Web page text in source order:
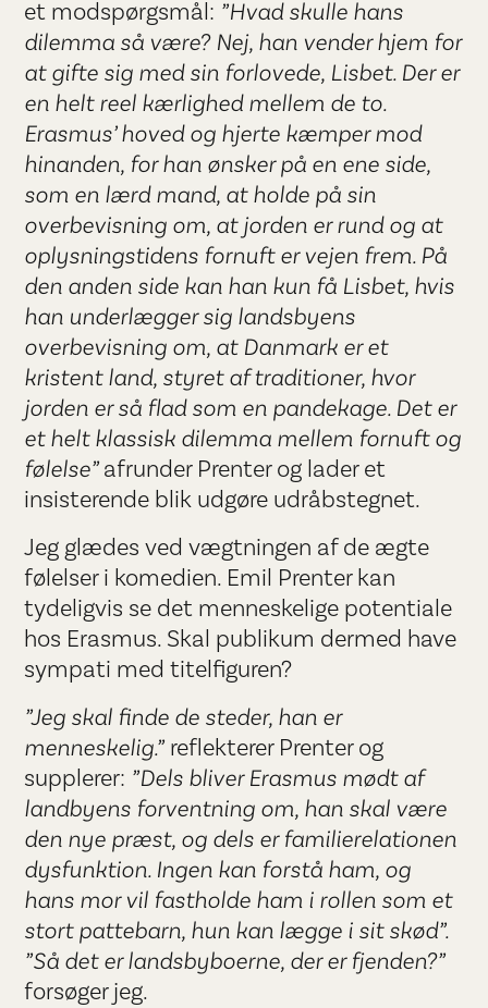
et modspørgsmål: ”Hvad skulle hans
dilemma så være? Nej, han vender hjem for
at gifte sig med sin forlovede, Lisbet. Der er
en helt reel kærlighed mellem de to.
Erasmus’ hoved og hjerte kæmper mod
hinanden, for han ønsker på en ene side,
som en lærd mand, at holde på sin
overbevisning om, at jorden er rund og at
oplysningstidens fornuft er vejen frem. På
den anden side kan han kun få Lisbet, hvis
han underlægger sig landsbyens
overbevisning om, at Danmark er et
kristent land, styret af traditioner, hvor
jorden er så flad som en pandekage. Det er
et helt klassisk dilemma mellem fornuft og
følelse”afrunder Prenter og lader et
insisterende blik udgøre udråbstegnet.
Jeg glædes ved vægtningen af de ægte
følelser i komedien. Emil Prenter kan
tydeligvis se det menneskelige potentiale
hos Erasmus. Skal publikum dermed have
sympati med titelfiguren?
”Jeg skal finde de steder, han er
menneskelig.” reflekterer Prenter og
supplerer: ”Dels bliver Erasmus mødt af
landbyens forventning om, han skal være
den nye præst, og dels er familierelationen
dysfunktion. Ingen kan forstå ham, og
hans mor vil fastholde ham i rollen som et
stort pattebarn, hun kan lægge i sit skød”.
”Så det er landsbyboerne, der er fjenden?”
forsøger jeg.